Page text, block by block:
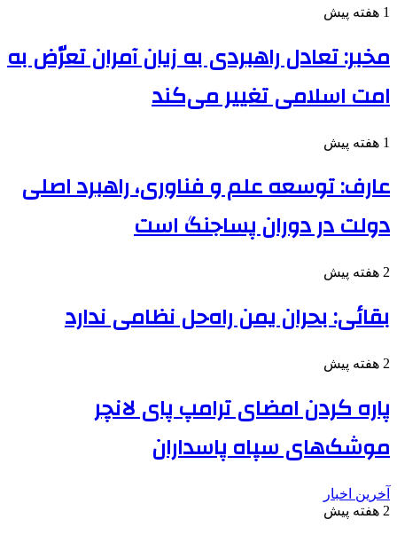
1 هفته پیش
مخبر: تعادل راهبردی به زیان آمران تعرّض به
امت اسلامی تغییر می‌کند
1 هفته پیش
عارف: توسعه علم و فناوری، راهبرد اصلی
دولت در دوران پساجنگ است
2 هفته پیش
بقائی: بحران یمن راه‌حل نظامی ندارد
2 هفته پیش
پاره کردن امضای ترامپ پای لانچر
موشک‌های سپاه پاسداران
آخرین اخبار
2 هفته پیش